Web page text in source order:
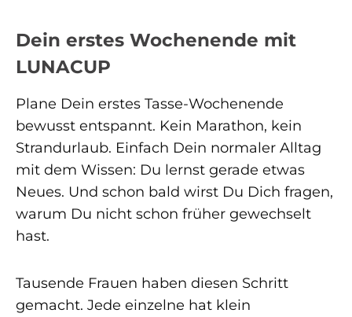
Dein erstes Wochenende mit
LUNACUP
Plane Dein erstes Tasse-Wochenende
bewusst entspannt. Kein Marathon, kein
Strandurlaub. Einfach Dein normaler Alltag
mit dem Wissen: Du lernst gerade etwas
Neues. Und schon bald wirst Du Dich fragen,
warum Du nicht schon früher gewechselt
hast.
Tausende Frauen haben diesen Schritt
gemacht. Jede einzelne hat klein